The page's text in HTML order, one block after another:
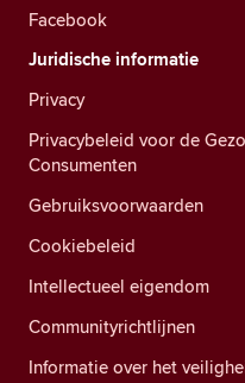
Facebook
Juridische informatie
Privacy
Privacybeleid voor de
Consumenten
Gebruiksvoorwaarden
Cookiebeleid
Intellectueel eigendom
Communityrichtlijnen
Informatie over het